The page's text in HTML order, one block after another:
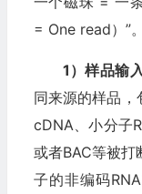
= One read）”。
1）样品输
同来源的样品，
cDNA、小分子
或者BAC等被
子的非编码